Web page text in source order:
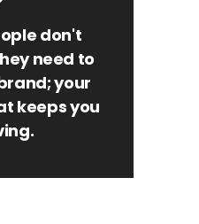
don't
need to
your
keeps you